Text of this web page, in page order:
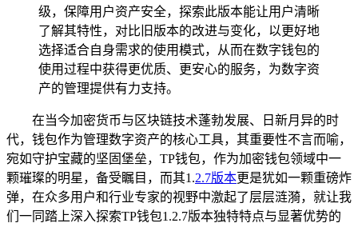
级，保障用户资产安全，探索此版本能让用户清晰
了解其特性，对比旧版本的改进与变化，以更好地
选择适合自身需求的使用模式，从而在数字钱包的
使用过程中获得更优质、更安心的服务，为数字资
产的管理提供有力支持。
在当今加密货币与区块链技术蓬勃发展、日新月异的时
代，钱包作为管理数字资产的核心工具，其重要性不言而喻，
宛如守护宝藏的坚固堡垒，TP钱包，作为加密钱包领域中一
颗璀璨的明星，备受瞩目，而其1.2.7版本更是犹如一颗重磅炸
弹，在众多用户和行业专家的视野中激起了层层涟漪，就让我
们一同踏上深入探索TP钱包1.2.7版本独特特点与显著优势的